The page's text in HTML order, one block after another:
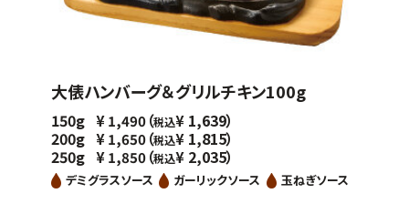
大俵ハンバーグ＆グリルチキン100g
150g ¥1,490（税込¥1,639）
200g ¥1,650（税込¥1,815）
250g ¥1,850（税込¥2,035）
デミグラスソース ガーリックソース 玉ねぎソース